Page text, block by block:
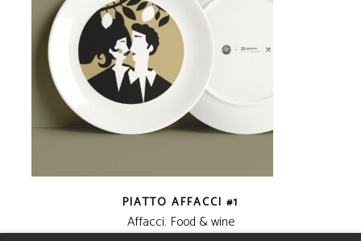
PIATTO AFFACCI #1
Affacci, Food & wine